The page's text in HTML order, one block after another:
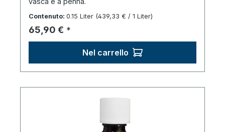
Contenuto: 0.15 Liter (439,33 € / 1 Liter)
Prezzo normale:
65,90 € *
Nel carrello